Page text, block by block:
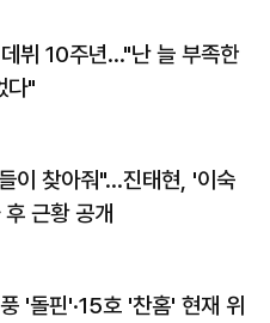
뷔 10주년…"난 늘 부족한
다"
이 찾아줘"…진태현, '이숙
근황 공개
'돌핀'·15호 '찬홈' 현재 위